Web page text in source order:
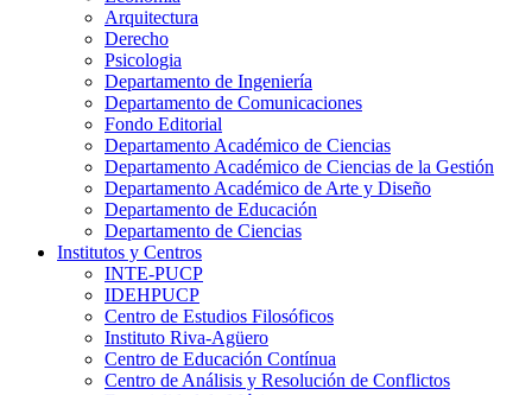
Arquitectura
Derecho
Psicologia
Departamento de Ingeniería
Departamento de Comunicaciones
Fondo Editorial
Departamento Académico de Ciencias
Departamento Académico de Ciencias de la Gestión
Departamento Académico de Arte y Diseño
Departamento de Educación
Departamento de Ciencias
Institutos y Centros
INTE-PUCP
IDEHPUCP
Centro de Estudios Filosóficos
Instituto Riva-Agüero
Centro de Educación Contínua
Centro de Análisis y Resolución de Conflictos